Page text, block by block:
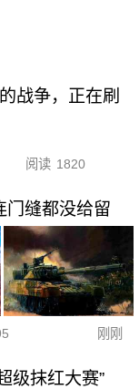
战争，正在刷
阅读 1820
门缝都没给留
刚刚
级抹红大赛”